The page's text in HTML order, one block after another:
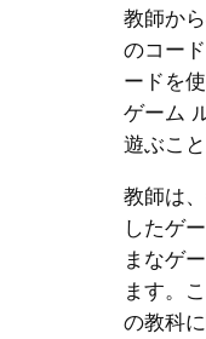
教師か
のコー
ードを
ゲーム
遊ぶこ
教師は
したゲ
まなゲ
ます。
の教科